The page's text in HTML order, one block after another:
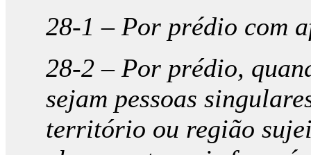
28-1 – Por prédio com
28-2 – Por prédio,
sejam pessoas
território ou região